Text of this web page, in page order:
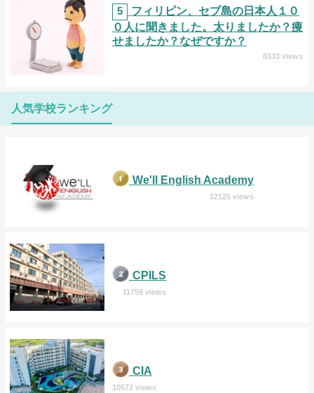
5
フィリピン、セブ島の日本人１０
０人に聞きました。太りましたか？痩
せましたか？なぜですか？
8333 views
人気学校ランキング
We'll English Academy
12125 views
CPILS
11759 views
CIA
10572 views